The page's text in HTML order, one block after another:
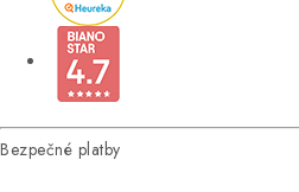
Bezpečné platby